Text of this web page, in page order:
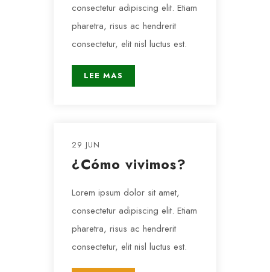
consectetur adipiscing elit. Etiam
pharetra, risus ac hendrerit
consectetur, elit nisl luctus est.
LEE MAS
29 JUN
¿Cómo vivimos?
Lorem ipsum dolor sit amet,
consectetur adipiscing elit. Etiam
pharetra, risus ac hendrerit
consectetur, elit nisl luctus est.